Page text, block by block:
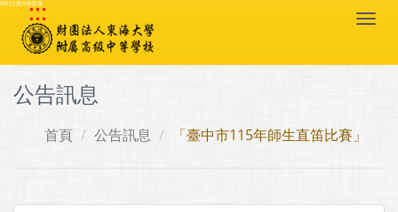
跳到主要內容區塊
:::
公告訊息
首頁 公告訊息 「臺中市115年師生直笛比賽」